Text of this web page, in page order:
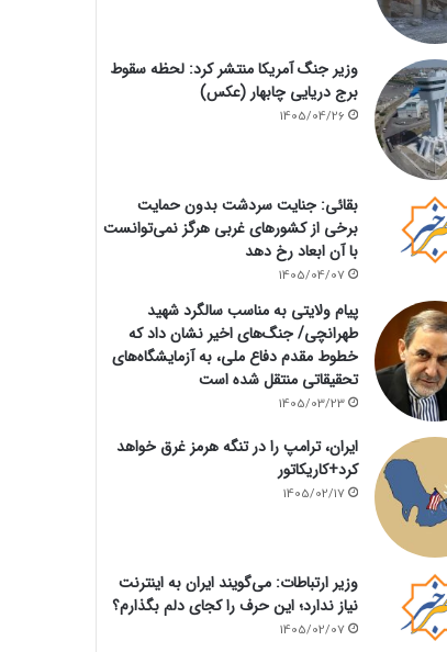
وزیر جنگ آمریکا منتشر کرد: لحظه سقوط
برج دریایی چابهار (عکس)
1405/04/26
بقائی: جنایت سردشت بدون حمایت
برخی از کشورهای غربی هرگز نمی‌توانست
با آن ابعاد رخ دهد
1405/04/07
پیام ولایتی به مناسب سالگرد شهید
طهرانچی/ جنگ‌های اخیر نشان داد که
خطوط مقدم دفاع ملی، به آزمایشگاه‌های
تحقیقاتی منتقل شده است
1405/03/23
ایران، ترامپ را در تنگه هرمز غرق خواهد
کرد+کاریکاتور
1405/02/17
وزیر ارتباطات: می‌گویند ایران به اینترنت
نیاز ندارد؛ این حرف را کجای دلم بگذارم؟
1405/02/07